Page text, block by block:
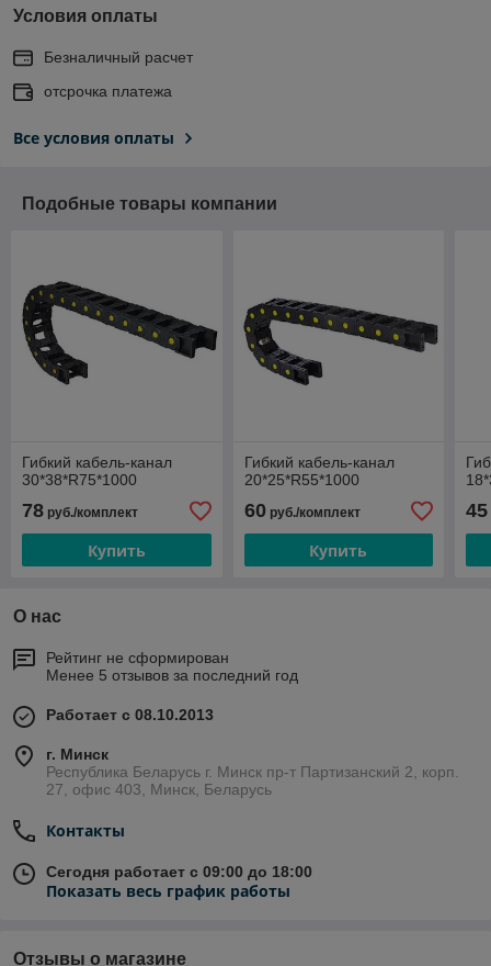
Условия оплаты
Безналичный расчет
отсрочка платежа
Все условия оплаты
Подобные товары компании
Гибкий кабель-канал
30*38*R75*1000
78 руб./комплект
Купить
Гибкий кабель-канал
20*25*R55*1000
60руб./комплект
Купить
45
О нас
Рейтинг не сформирован
Менее 5 отзывов за последний год
Работает с 08.10.2013
г. Минск
Республика Беларусь г. Минск пр-т Партизанский 2, корп.
27, офис 403, Минск, Беларусь
Контакты
Сегодня работает с 09:00 до 18:00
Показать весь график работы
Отзывы о магазине